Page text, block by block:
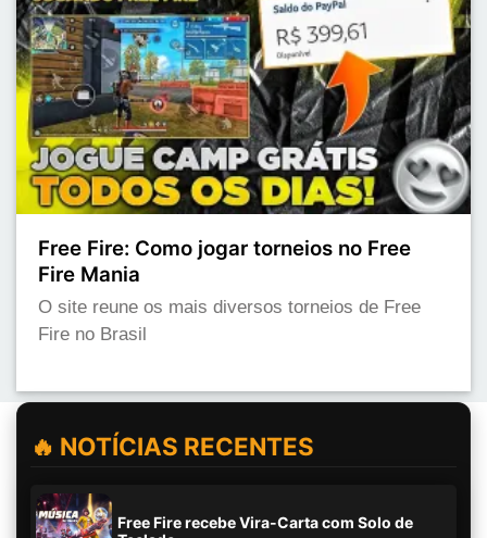
Free Fire: Como jogar torneios no Free
Fire Mania
O site reune os mais diversos torneios de Free
Fire no Brasil
🔥 NOTÍCIAS RECENTES
Free Fire recebe Vira-Carta com Solo de